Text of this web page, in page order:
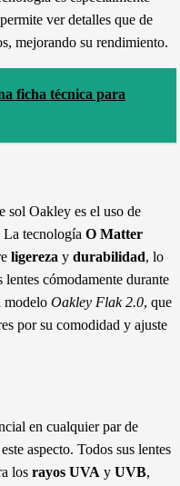
ver detalles que de
mejorando su rendimiento.
ficha técnica para
sol Oakley es el uso de
La tecnología O Matter
ligereza y durabilidad, lo
cómodamente durante
modelo Oakley Flak 2.0, que
por su comodidad y ajuste
en cualquier par de
aspecto. Todos sus lentes
los rayos UVA y UVB,